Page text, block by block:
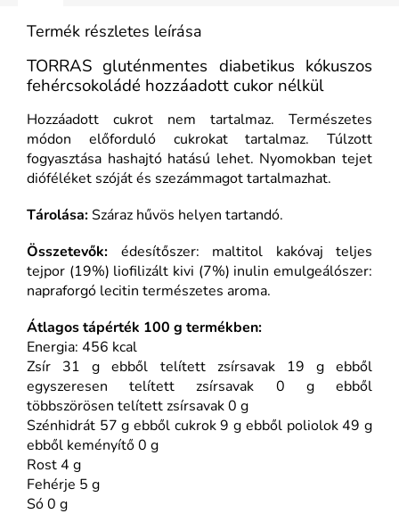
Termék részletes leírása
TORRAS gluténmentes diabetikus kókuszos
fehércsokoládé hozzáadott cukor nélkül
Hozzáadott cukrot nem tartalmaz. Természetes
módon előforduló cukrokat tartalmaz. Túlzott
fogyasztása hashajtó hatású lehet. Nyomokban tejet
dióféléket szóját és szezámmagot tartalmazhat.
Tárolása:Száraz hűvös helyen tartandó.
Összetevők: édesítőszer: maltitol kakóvaj teljes
tejpor (19%) liofilizált kivi (7%) inulin emulgeálószer:
napraforgó lecitin természetes aroma.
Átlagos tápérték 100 g termékben:
Energia: 456 kcal
Zsír 31 g ebből telített zsírsavak 19 g ebből
egyszeresen telített zsírsavak 0 g ebből
többszörösen telített zsírsavak 0 g
Szénhidrát 57 g ebből cukrok 9 g ebből poliolok 49 g
ebből keményítő 0 g
Rost 4 g
Fehérje 5 g
Só 0 g